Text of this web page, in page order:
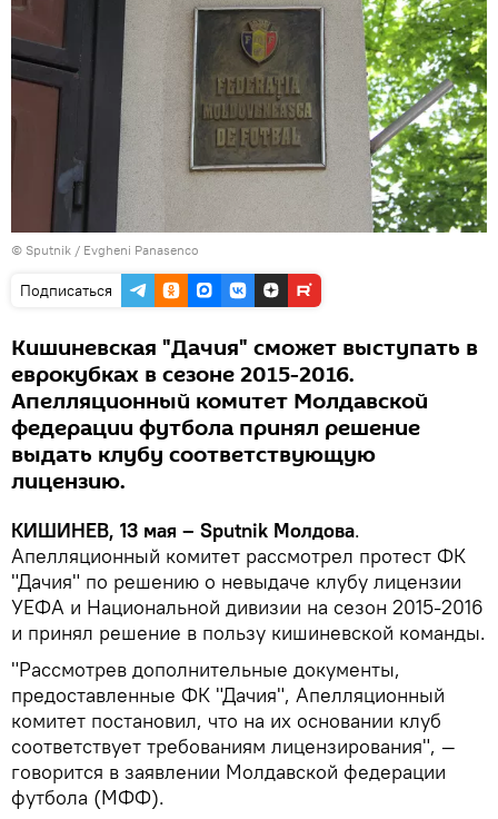
© Sputnik / Evgheni Panasenco
Подписаться
Кишиневская "Дачия" сможет выступать в
еврокубках в сезоне 2015-2016.
Апелляционный комитет Молдавской
федерации футбола принял решение
выдать клубу соответствующую
лицензию.
КИШИНЕВ, 13 мая – Sputnik Молдова.
Апелляционный комитет рассмотрел протест ФК
"Дачия" по решению о невыдаче клубу лицензии
УЕФА и Национальной дивизии на сезон 2015-2016
и принял решение в пользу кишиневской команды.
"Рассмотрев дополнительные документы,
предоставленные ФК "Дачия", Апелляционный
комитет постановил, что на их основании клуб
соответствует требованиям лицензирования", —
говорится в заявлении Молдавской федерации
футбола (МФФ).